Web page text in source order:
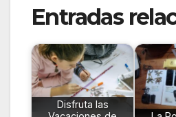
Entradas
Disfruta las